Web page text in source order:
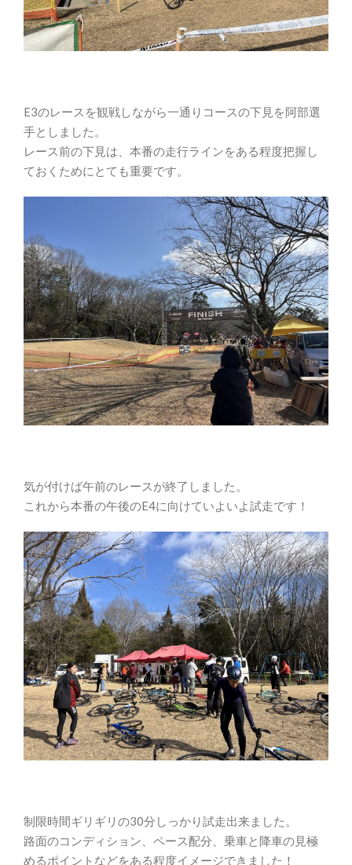
E3のレースを観戦しながら一通りコースの下見を阿部選
手としました。
レース前の下見は、本番の走行ラインをある程度把握し
ておくためにとても重要です。
気が付けば午前のレースが終了しました。
これから本番の午後のE4に向けていよいよ試走です！
制限時間ギリギリの30分しっかり試走出来ました。
路面のコンディション、ペース配分、乗車と降車の見極
めるポイントなどをある程度イメージできました！